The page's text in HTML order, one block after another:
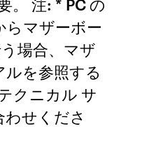
らマザーボー
場合、マザ
を参照する
クニカル サ
せくださ